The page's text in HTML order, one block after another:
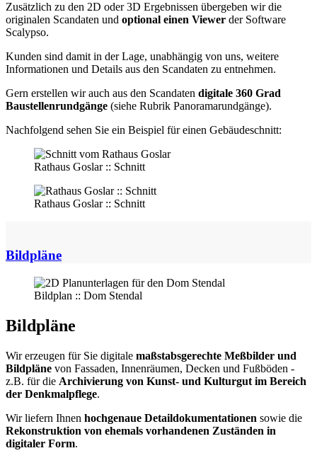
Zusätzlich zu den 2D oder 3D Ergebnissen übergeben wir die
originalen Scandaten und optional einen Viewer der Software
Scalypso.
Kunden sind damit in der Lage, unabhängig von uns, weitere
Informationen und Details aus den Scandaten zu entnehmen.
​Gern erstellen wir auch aus den Scandaten digitale 360 Grad
Baustellenrundgänge (siehe Rubrik Panoramarundgänge).
Nachfolgend sehen Sie ein Beispiel für einen Gebäudeschnitt:
Rathaus Goslar :: Schnitt
Rathaus Goslar :: Schnitt
Bildpläne
Bildplan :: Dom Stendal
Bildpläne
Wir erzeugen für Sie digitale maßstabsgerechte Meßbilder und
Bildpläne von Fassaden, Innenräumen, Decken und Fußböden -
z.B. für die Archivierung von Kunst- und Kulturgut im Bereich
der Denkmalpflege.
Wir liefern Ihnen hochgenaue Detaildokumentationen sowie die
Rekonstruktion von ehemals vorhandenen Zuständen in
digitaler Form.